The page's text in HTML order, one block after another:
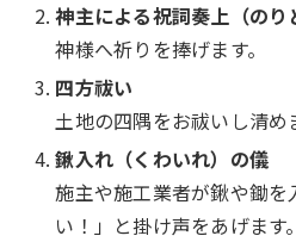
神主による祝詞奏上（のり
神様へ祈りを捧げます。
四方祓い
土地の四隅をお祓いし清め
鍬入れ（くわいれ）の儀
施主や施工業者が鍬や鋤
い！」と掛け声をあげます。